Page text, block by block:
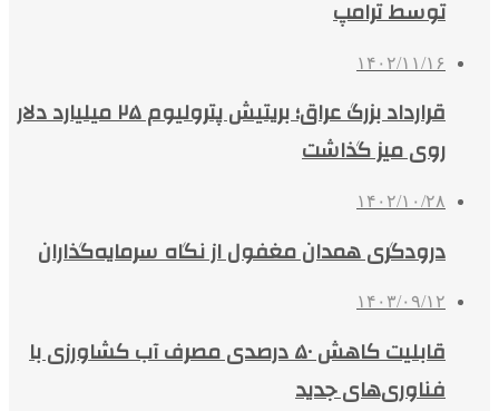
توسط ترامپ
۱۴۰۲/۱۱/۱۶
قرارداد بزرگ عراق؛ بریتیش پترولیوم ۲۵ میلیارد دلار
روی میز گذاشت
۱۴۰۲/۱۰/۲۸
درودگری همدان مغفول از نگاه سرمایه‌گذاران
۱۴۰۳/۰۹/۱۲
قابلیت کاهش ۵۰ درصدی مصرف آب کشاورزی با
فناوری‌های جدید